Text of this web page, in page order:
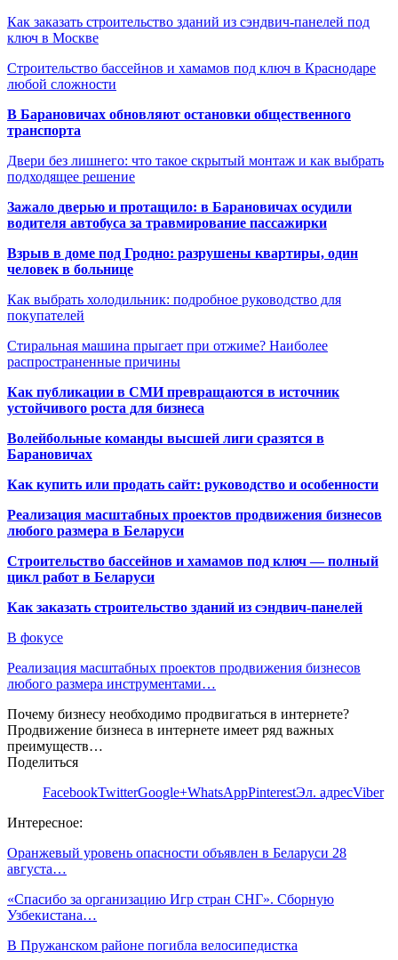
Как заказать строительство зданий из сэндвич-панелей под
ключ в Москве
Строительство бассейнов и хамамов под ключ в Краснодаре
любой сложности
В Барановичах обновляют остановки общественного
транспорта
Двери без лишнего: что такое скрытый монтаж и как выбрать
подходящее решение
Зажало дверью и протащило: в Барановичах осудили
водителя автобуса за травмирование пассажирки
Взрыв в доме под Гродно: разрушены квартиры, один
человек в больнице
Как выбрать холодильник: подробное руководство для
покупателей
Стиральная машина прыгает при отжиме? Наиболее
распространенные причины
Как публикации в СМИ превращаются в источник
устойчивого роста для бизнеса
Волейбольные команды высшей лиги сразятся в
Барановичах
Как купить или продать сайт: руководство и особенности
Реализация масштабных проектов продвижения бизнесов
любого размера в Беларуси
Строительство бассейнов и хамамов под ключ — полный
цикл работ в Беларуси
Как заказать строительство зданий из сэндвич-панелей
В фокусе
Реализация масштабных проектов продвижения бизнесов
любого размера инструментами…
Почему бизнесу необходимо продвигаться в интернете?
Продвижение бизнеса в интернете имеет ряд важных
преимуществ…
Поделиться
FacebookTwitterGoogle+WhatsAppPinterestЭл. адресViber
Интересное:
Оранжевый уровень опасности объявлен в Беларуси 28
августа…
«Спасибо за организацию Игр стран СНГ». Сборную
Узбекистана…
В Пружанском районе погибла велосипедистка